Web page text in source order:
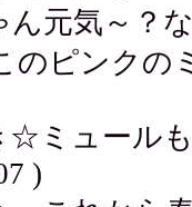
ん元気～？
のピンクの
☆ミュール
)